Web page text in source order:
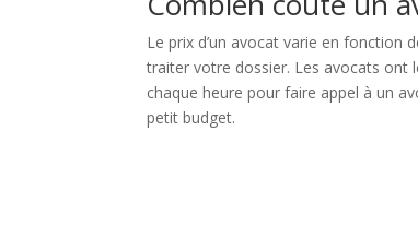
Le prix d’un avocat varie en fonction
traiter votre dossier. Les avocats ont
chaque heure pour faire appel à un
petit budget.